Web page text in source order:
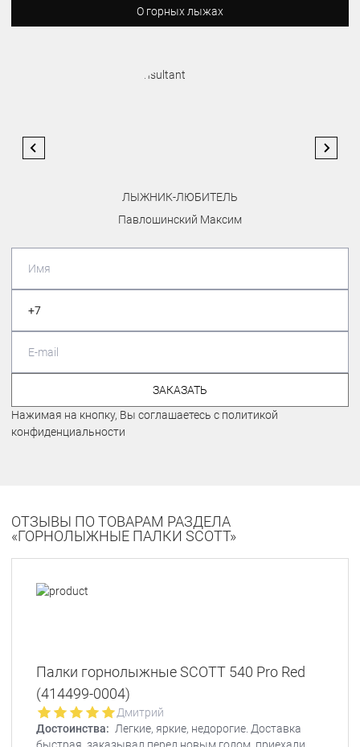
О горных лыжах
ЛЫЖНИК-ЛЮБИТЕЛЬ
Павлошинский Максим
ЗАКАЗАТЬ
Нажимая на кнопку, Вы соглашаетесь с политикой
конфиденциальности
ОТЗЫВЫ ПО ТОВАРАМ РАЗДЕЛА
«ГОРНОЛЫЖНЫЕ ПАЛКИ SCOTT»
Палки горнолыжные SCOTT 540 Pro Red
(414499-0004)
Дмитрий
Достоинства: